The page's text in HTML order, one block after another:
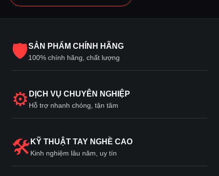
🛡SẢN PHẨM CHÍNH HÃNG
100% chính hãng, chất lượng
⚙ DỊCH VỤ CHUYÊN NGHIỆP
Hỗ trợ nhanh chóng, tận tâm
🛠 KỸ THUẬT TAY NGHỀ CAO
Kinh nghiệm lâu năm, uy tín